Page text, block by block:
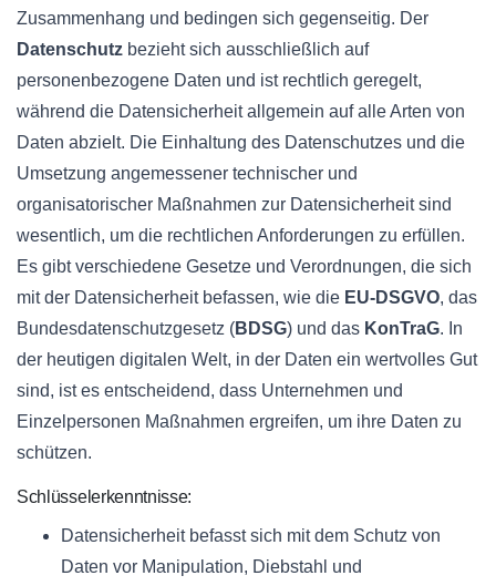
Zusammenhang und bedingen sich gegenseitig. Der
Datenschutz bezieht sich ausschließlich auf
personenbezogene Daten und ist rechtlich geregelt,
während die Datensicherheit allgemein auf alle Arten von
Daten abzielt. Die Einhaltung des Datenschutzes und die
Umsetzung angemessener technischer und
organisatorischer Maßnahmen zur Datensicherheit sind
wesentlich, um die rechtlichen Anforderungen zu erfüllen.
Es gibt verschiedene Gesetze und Verordnungen, die sich
mit der Datensicherheit befassen, wie die EU-DSGVO, das
Bundesdatenschutzgesetz (BDSG) und das KonTraG. In
der heutigen digitalen Welt, in der Daten ein wertvolles Gut
sind, ist es entscheidend, dass Unternehmen und
Einzelpersonen Maßnahmen ergreifen, um ihre Daten zu
schützen.
Schlüsselerkenntnisse:
Datensicherheit befasst sich mit dem Schutz von
Daten vor Manipulation, Diebstahl und